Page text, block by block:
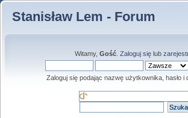
Stanisław Lem - Forum
Witamy, Gość. Zaloguj sięlub
Zaloguj się podając nazwę użytkownika, hasło i